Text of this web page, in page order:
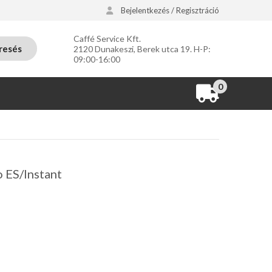
Bejelentkezés / Regisztráció
Caffé Service Kft.
2120 Dunakeszi, Berek utca 19. H-P:
09:00-16:00
0
ES/Instant